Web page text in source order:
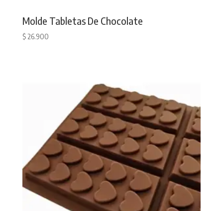
Molde Tabletas De Chocolate
$26.900